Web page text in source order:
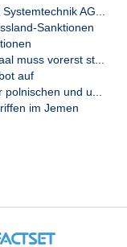
AG...
Sanktionen
muss vorerst st...
auf
und u...
im Jemen